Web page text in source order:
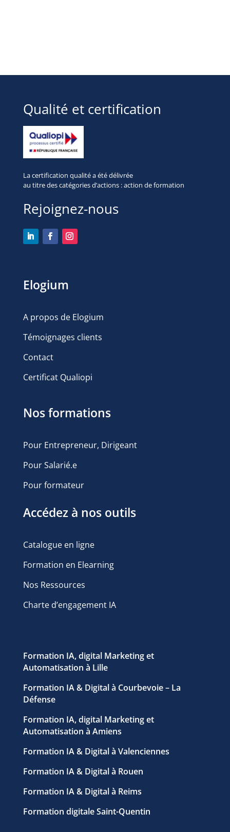
Qualité et certification
La certification qualité a été délivrée
au titre descatégories d’actions : action de formation
Rejoignez-nous
Elogium
A propos de Elogium
Témoignages clients
Contact
Certificat Qualiopi
Nos formations
Pour Entrepreneur, Dirigeant
Pour Salarié.e
Pour formateur
Accédez à nos outils
Catalogue en ligne
Formation en Elearning
Nos Ressources
Charte d’engagement IA
Formation IA, digital Marketing et
Automatisation à Lille
Formation IA & Digital à Courbevoie – La
Défense
Formation IA, digital Marketing et
Automatisation à Amiens
Formation IA & Digital à Valenciennes
Formation IA & Digital à Rouen
Formation IA & Digital à Reims
Formation digitale Saint-Quentin